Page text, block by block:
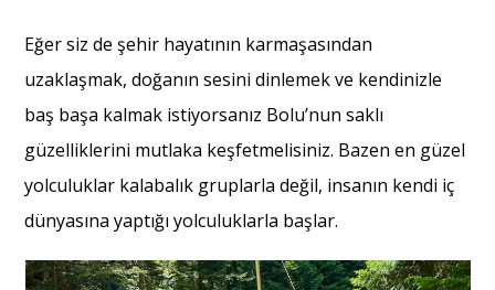
Eğer siz de şehir hayatının karmaşasından
uzaklaşmak, doğanın sesini dinlemek ve kendinizle
baş başa kalmak istiyorsanız Bolu’nun saklı
güzelliklerini mutlaka keşfetmelisiniz. Bazen en güzel
yolculuklar kalabalık gruplarla değil, insanın kendi iç
dünyasına yaptığı yolculuklarla başlar.